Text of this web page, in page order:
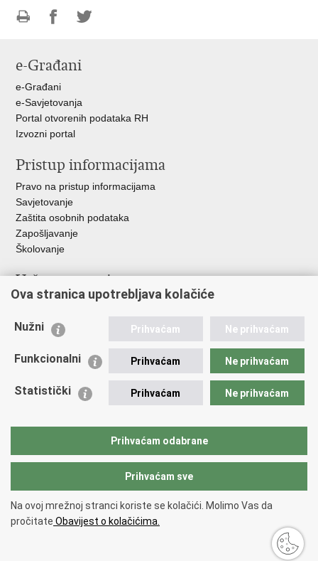
FacebookuTwitteru
e-Građani
e-Građani
e-Savjetovanja
Portal otvorenih podataka RH
Izvozni portal
Pristup informacijama
Pravo na pristup informacijama
Savjetovanje
Zaštita osobnih podataka
Zapošljavanje
Školovanje
Važne poveznice
Ministarstvo unutarnjih poslova
Udruge
Policijska akademija
Zaklada policijske solidarnosti
Vučetić"
Copyright © 2026 Policijska uprava zagrebačka.
pristupačnosti.
Ova stranica upotrebljava kolačiće
Nužni Prihvaćam Ne prihvaćam
Funkcionalni Prihvaćam Ne prihvaćam
Statistički Prihvaćam Ne prihvaćam
Prihvaćam odabrane
Prihvaćam sve
Na ovoj mrežnoj stranci koriste se kolačići. Molimo Vas da
pročitate Obavijest o kolačićima.